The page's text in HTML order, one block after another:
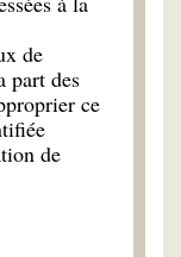
de
part des
ce
de